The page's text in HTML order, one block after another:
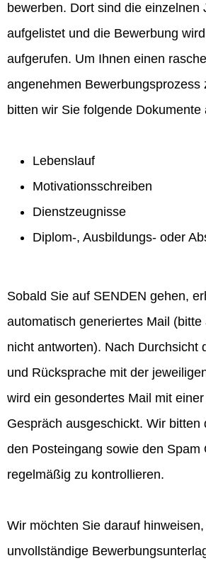
bewerben. Dort sind die einzelnen
aufgelistet und die Bewerbung
aufgerufen. Um Ihnen einen
angenehmen Bewerbungsprozess
bitten wir Sie folgende Dokumente
Lebenslauf
Motivationsschreiben
Dienstzeugnisse
Diplom-, Ausbildungs- oder
Sobald Sie auf SENDEN gehen,
automatisch generiertes Mail (bitte
nicht antworten). Nach Durchsicht
und Rücksprache mit der
wird ein gesondertes Mail mit
Gespräch ausgeschickt. Wir bitten
den Posteingang sowie den Spam
regelmäßig zu kontrollieren.
Wir möchten Sie darauf
unvollständige